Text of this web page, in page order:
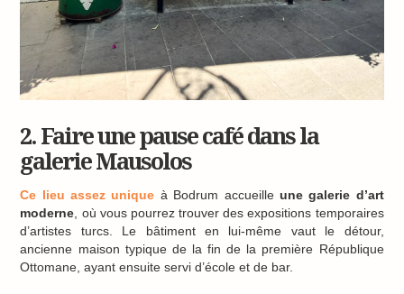
2. Faire une pause café dans la
galerie Mausolos
Ce lieu assez unique à Bodrum accueilleune galerie d’art
moderne , où vous pourrez trouver des expositions temporaires
d’artistes turcs. Le bâtiment en lui-même vaut le détour,
ancienne maison typique de la fin de la première République
Ottomane, ayant ensuite servi d’école et de bar.